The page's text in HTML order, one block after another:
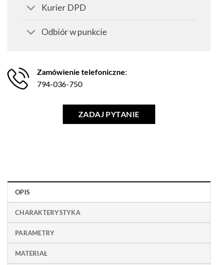
Kurier DPD
Odbiór w punkcie
Zamówienie telefoniczne:
794-036-750
ZADAJ PYTANIE
OPIS
CHARAKTERYSTYKA
PARAMETRY
MATERIAŁ